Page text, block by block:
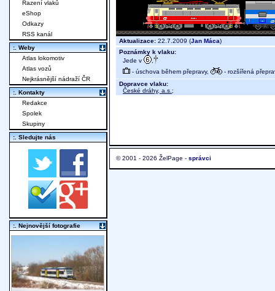
Aktualizace: 22.7.2009 (Jan Máca)
Poznámky k vlaku:
Jede v
- úschova během přepravy,
- rozšířená
Dopravce vlaku:
České dráhy, a.s. ;
© 2001 - 2026 ŽelPage - správci
Řazení vlaků
eShop
Odkazy
RSS kanál
:. Weby
Atlas lokomotiv
Atlas vozů
Nejkrásnější nádraží ČR
:. Kontakty
Redakce
Spolek
Skupiny
:. Sledujte nás
:. Nejnovější fotografie